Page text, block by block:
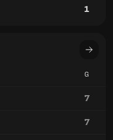
1
G
7
7